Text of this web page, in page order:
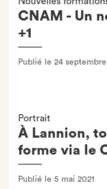
CNAM - Un
+1
Publié le 24 septembre
Portrait
À Lannion,
forme via le
Publié le 5 mai 2021